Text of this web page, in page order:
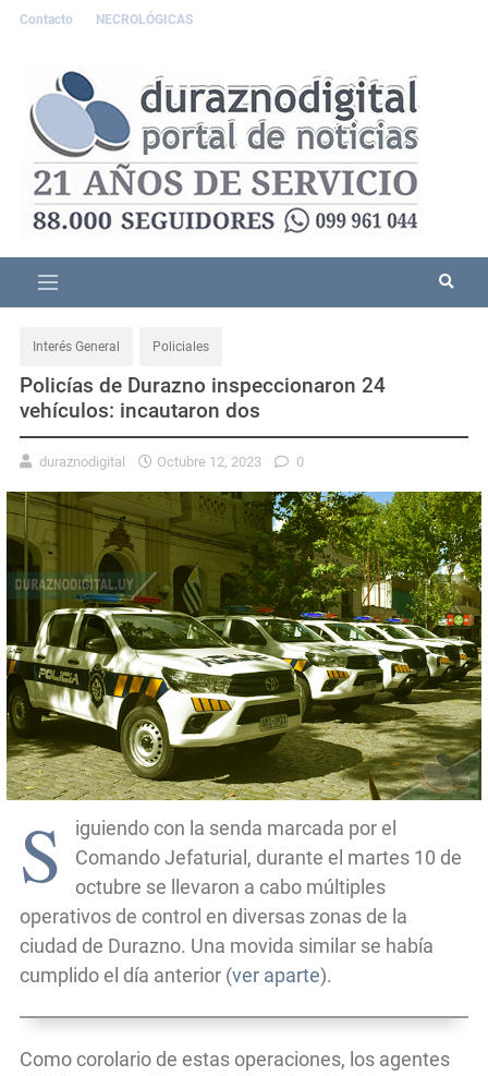
Contacto NECROLÓGICAS
Interés General Policiales
Policías de Durazno inspeccionaron 24
vehículos: incautaron dos
duraznodigital Octubre 12, 2023 0
S
iguiendo con la senda marcada por el
Comando Jefaturial, durante el martes 10 de
octubre se llevaron a cabo múltiples
operativos de control en diversas zonas de la
ciudad de Durazno. Una movida similar se había
cumplido el día anterior (ver aparte).
Como corolario de estas operaciones, los agentes